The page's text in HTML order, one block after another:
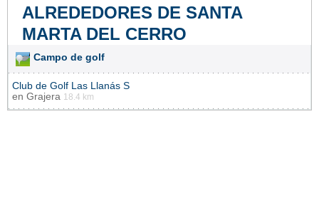
ALREDEDORES DE SANTA
MARTA DEL CERRO
Campo de golf
Club de Golf Las Llanás S
en Grajera 18.4 km